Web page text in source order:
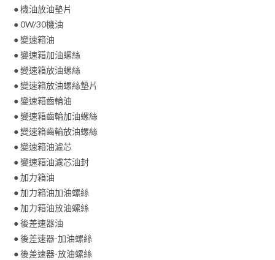
● 機油放油墊片
● 0W/30機油
● 變速箱油
● 變速箱加油螺絲
● 變速箱放油螺絲
● 變速箱放油螺絲墊片
● 變速箱齒輪油
● 變速箱齒輪加油螺絲
● 變速箱齒輪放油螺絲
● 變速箱油濾芯
● 變速箱油濾芯油封
● 加力箱油
● 加力箱油加油螺絲
● 加力箱油放油螺絲
● 後差速器油
● 後差速器-加油螺絲
● 後差速器-放油螺絲